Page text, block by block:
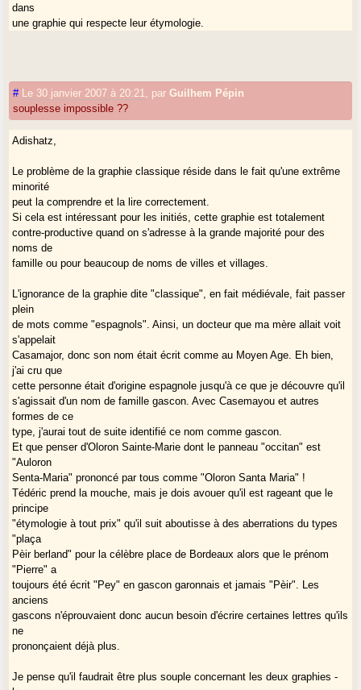
dans
une graphie qui respecte leur étymologie.
L'orthographe "Méjean" n'a aucune justification. Il s'agit de
l'adjectif "mejan" (moyen) et la graphie "Méjean" est influencée par
erreur
Expliquer l'erreur me parait faire partie des missions de Gasconha.com.
est au
coeur de Gasconha.com.
IL S'AGIT DE PROPOSER ET NON PAS D'IMPOSER : je suis
démocrate : les paroles de
Yann suggèrent le contraire, et c'est une accusation gravissime.
Respecter un nom, c'est d'abord l'expliquer, expliquer aussi que sa
même officielle, peut être fondée sur une erreur.
Ce n'est en rien manquer de respect à la personne qui le porte, ou aux
gens
qui habitent le lieu.
Sur le cas de "Château Méjean", une difficulté pourrait survenir : on
peut
imaginer que ce soit le château d'une famille nommée "Méjean".
On peut admettre que, dans ce cas, on conserve "Méjean", bien que la
graphie
du nom de famille soit fautive à l'origine.
Les "lòcs" de Gasconha.com permettent de laisser des "grans de sau",
et de
discuter sur les graphies proposées.
Des options diverses sont possibles, et les discussions bienvenues.
Gasconha.com en est pétri.
L'important est de vouloir quitter la surface des choses, mettre en
valeur la
réalité des noms, de même que la restauration de monuments anciens
commande
parfois d'enlever des couches de peinture qui les ont dénaturé.
Proposer le passage à une graphie occitane ou gasconne normalisée,
c'est
Une fois de plus, il faut se tourner vers l'Etat espagnol : la récupération
# Le 30 janvier 2007 à 20:21 parGuilhem Pépin
souplesse impossible ??
Adishatz,
Le problème de la graphie classique réside dans le fait qu'une extrême
minorité
peut la comprendre et la lire correctement.
Si cela est intéressant pour les initiés, cette graphie est totalement
contre-productive quand on s'adresse à la grande majorité pour des
noms de
famille ou pour beaucoup de noms de villes et villages.
L'ignorance de la graphie dite "classique", en fait médiévale, fait passer
plein
de mots comme "espagnols". Ainsi, un docteur que ma mère allait voit
s'appelait
Casamajor, donc son nom était écrit comme au Moyen Age. Eh bien,
j'ai cru que
cette personne était d'origine espagnole jusqu'à ce que je découvre qu'il
s'agissait d'un nom de famille gascon. Avec Casemayou et autres
formes de ce
type, j'aurai tout de suite identifié ce nom comme gascon.
Et que penser d'Oloron Sainte-Marie dont le panneau "occitan" est
"Auloron
Senta-Maria" prononcé par tous comme "Oloron Santa Maria" !
Tédéric prend la mouche, mais je dois avouer qu'il est rageant que le
principe
"étymologie à tout prix" qu'il suit aboutisse à des aberrations du types
"plaça
Pèir berland" pour la célèbre place de Bordeaux alors que le prénom
"Pierre" a
toujours été écrit "Pey" en gascon garonnais et jamais "Pèir". Les
anciens
gascons n'éprouvaient donc aucun besoin d'écrire certaines lettres qu'ils
ne
prononçaient déjà plus.
Je pense qu'il faudrait être plus souple concernant les deux graphies -